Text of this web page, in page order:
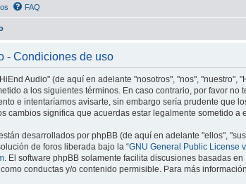
FAQ
- Condiciones de uso
Audio" (de aquí en adelante "nosotros", "nos", "nuestro",
a los siguientes términos. En caso contrario, por favor
e intentaríamos avisarte, sin embargo sería prudente que
cambios significa que acuerdas estar legalmente sometido a
desarrollados por phpBB (de aquí en adelante "ellos",
de foros liberada bajo la “GNU General Public License
. El software phpBB solamente facilita discusiones basadas
conductas y/o contenido permisible. Para más